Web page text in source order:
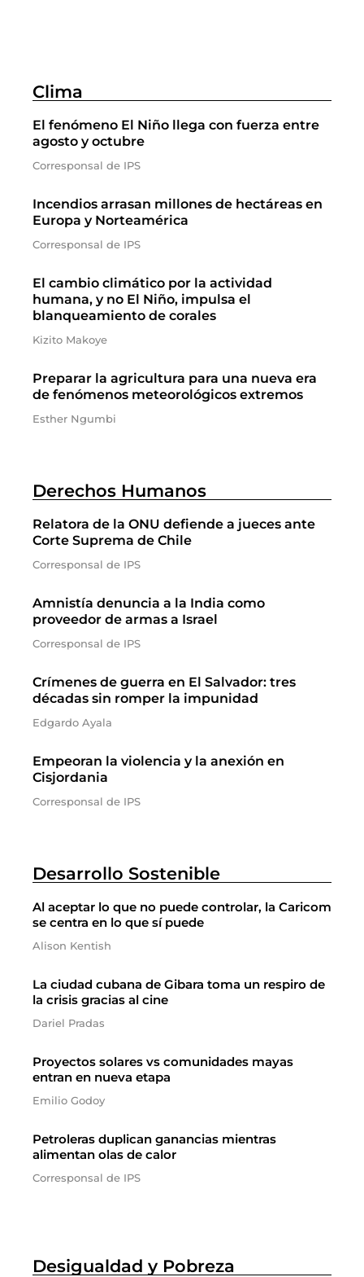
Clima
El fenómeno El Niño llega con fuerza entre
agosto y octubre
Corresponsal de IPS
Incendios arrasan millones de hectáreas en
Europa y Norteamérica
Corresponsal de IPS
El cambio climático por la actividad
humana, y no El Niño, impulsa el
blanqueamiento de corales
Kizito Makoye
Preparar la agricultura para una nueva era
de fenómenos meteorológicos extremos
Esther Ngumbi
Derechos Humanos
Relatora de la ONU defiende a jueces ante
Corte Suprema de Chile
Corresponsal de IPS
Amnistía denuncia a la India como
proveedor de armas a Israel
Corresponsal de IPS
Crímenes de guerra en El Salvador: tres
décadas sin romper la impunidad
Edgardo Ayala
Empeoran la violencia y la anexión en
Cisjordania
Corresponsal de IPS
Desarrollo Sostenible
Al aceptar lo que no puede controlar, la Caricom
se centra en lo que sí puede
Alison Kentish
La ciudad cubana de Gibara toma un respiro de
la crisis gracias al cine
Dariel Pradas
Proyectos solares vs comunidades mayas
entran en nueva etapa
Emilio Godoy
Petroleras duplican ganancias mientras
alimentan olas de calor
Corresponsal de IPS
Desigualdad y Pobreza